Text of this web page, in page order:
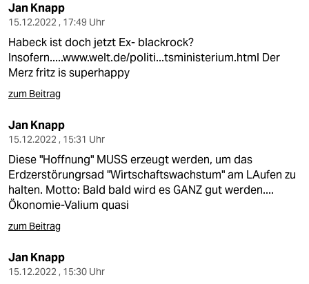
Jan Knapp
15.12.2022 , 17:49 Uhr
Habeck ist doch jetzt Ex- blackrock?
Insofern.....www.welt.de/politi...tsministerium.html Der
Merz fritz is superhappy
zum Beitrag
Jan Knapp
15.12.2022 , 15:31 Uhr
Diese "Hoffnung" MUSS erzeugt werden, um das
Erdzerstörungrsad "Wirtschaftswachstum" am LAufen zu
halten. Motto: Bald bald wird es GANZ gut werden....
Ökonomie-Valium quasi
zum Beitrag
Jan Knapp
15.12.2022 , 15:30 Uhr